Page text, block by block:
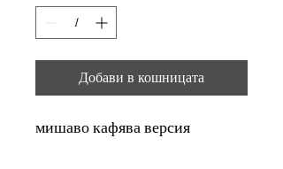
Добави в кошницата
мишаво кафява версия